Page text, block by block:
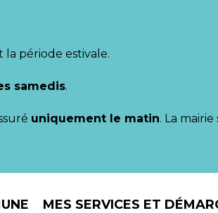
la période estivale.
samedis.
uniquement le matin. La
MES SERVICES ET